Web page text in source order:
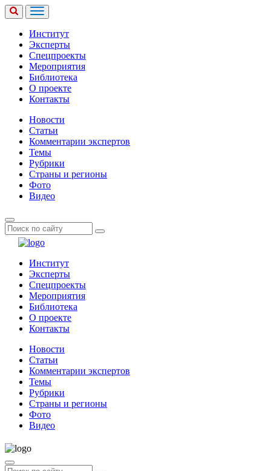
Институт
Эксперты
Спецпроекты
Мероприятия
Библиотека
О проекте
Контакты
Новости
Статьи
Комментарии экспертов
Темы
Рубрики
Страны и регионы
Фото
Видео
Институт
Эксперты
Спецпроекты
Мероприятия
Библиотека
О проекте
Контакты
Новости
Статьи
Комментарии экспертов
Темы
Рубрики
Страны и регионы
Фото
Видео